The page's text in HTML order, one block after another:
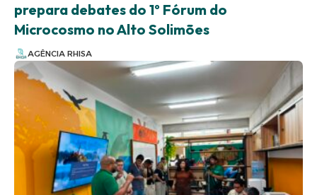
prepara debates do 1º Fórum do
Microcosmo no Alto Solimões
AGÊNCIA RHISA